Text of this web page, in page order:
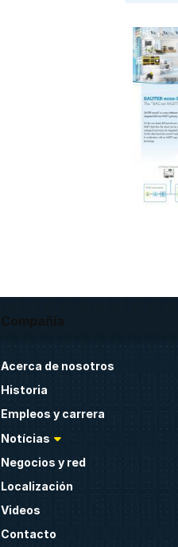
Compañía
Acerca de nosotros
Historia
Empleos y carrera
Notícias
Negocios y red
Localización
Videos
Contacto